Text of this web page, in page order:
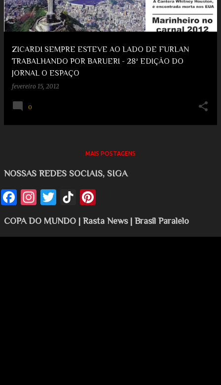
e
n
e
s
e
ZICARDI SEMPRE ESTEVE AO LADO DE FURLAN
TRABALHANDO POR BARUERI - 28ª EDIÇÃO DO
JORNAL O ESPAÇO
fevereiro 15, 2012
0
MAIS POSTAGENS
NOSSAS REDES SOCIAIS, SIGA
COPA DO MUNDO | Rasta News | Brasil Paralelo